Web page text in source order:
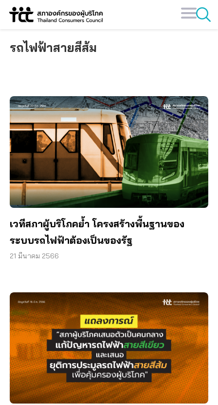
Skip
รถไฟฟ้าสายสีส้ม
เวทีสภาผู้บริโภคย้ำ โครงสร้างพื้นฐานของ
ระบบรถไฟฟ้าต้องเป็นของรัฐ
21 มีนาคม 2566